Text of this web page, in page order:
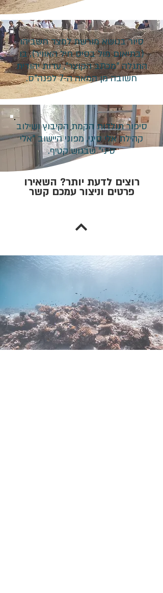
סיור בנושא מורשת למצד חשביהו
(בתיאום מול בסיס חיל האוויר), בו
התגלה "מכתב הקוצר", עדות יהודית
חשובה מן המאה ה-7 לפנה"ס.​
סיפור תולדות הקמת הקיבוץ ושילוב
קהילת אלי סיני, מפוני היישוב "אלי
סיני" שבגוש קטיף.
רוצים לדעת יותר? השאירו
פרטים וניצור עמכם קשר